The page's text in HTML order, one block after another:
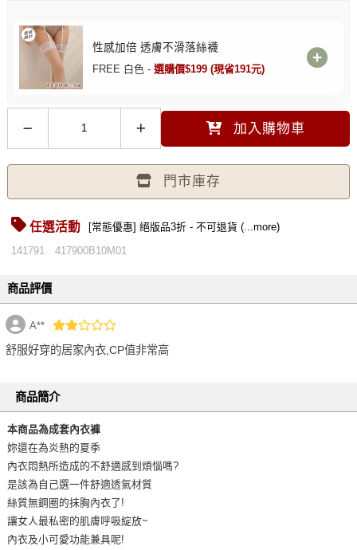
性感加倍 透膚不滑落絲襪
FREE 白色 - 選購價$199 (現省191元)
加入購物車
門市庫存
任選活動 [常態優惠] 絕版品3折 - 不可退貨 (...more)
141791 417900B10M01
商品評價
A**
舒服好穿的居家內衣,CP值非常高
商品簡介
本商品為成套內衣褲
妳還在為炎熱的夏季
內衣悶熱所造成的不舒適感到煩惱嗎?
是該為自己選一件舒適透氣材質
絲質無鋼圈的抹胸內衣了!
讓女人最私密的肌膚呼吸綻放~
內衣及小可愛功能兼具呢!